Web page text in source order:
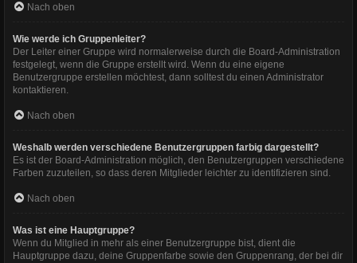
Nach oben
Wie werde ich Gruppenleiter?
Der Leiter einer Gruppe wird normalerweise durch die Board-Administration
festgelegt, wenn die Gruppe erstellt wird. Wenn du eine eigene
Benutzergruppe erstellen möchtest, dann solltest du einen Administrator
kontaktieren.
Nach oben
Weshalb werden verschiedene Benutzergruppen farbig dargestellt?
Es ist der Board-Administration möglich, den Benutzergruppen verschiedene
Farben zuzuteilen, so dass deren Mitglieder leichter zu identifizieren sind.
Nach oben
Was ist eine Hauptgruppe?
Wenn du Mitglied in mehr als einer Benutzergruppe bist, dient die
Hauptgruppe dazu, deine Gruppenfarbe sowie den Gruppenrang, der bei dir